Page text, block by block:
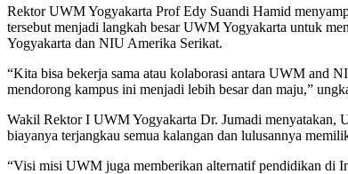
Rektor UWM Yogyakarta Prof Edy Suandi Hamid
tersebut menjadi langkah besar UWM Yogyakarta untuk
Yogyakarta dan NIU Amerika Serikat.
“Kita bisa bekerja sama atau kolaborasi antara UWM and
mendorong kampus ini menjadi lebih besar dan maju,”
Wakil Rektor I UWM Yogyakarta Dr. Jumadi
biayanya terjangkau semua kalangan dan lulusannya
“Visi misi UWM juga memberikan alternatif pendidikan di